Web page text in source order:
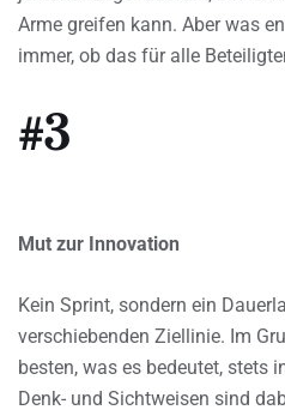
Arme greifen kann. Aber was
immer, ob das für alle
#3
Mut zur Innovation
Kein Sprint, sondern ein
verschiebenden Ziellinie. Im
besten, was es bedeutet, stets
Denk- und Sichtweisen sind